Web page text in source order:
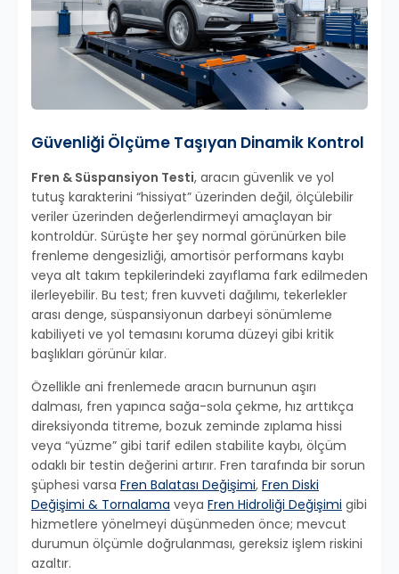
Güvenliği Ölçüme Taşıyan Dinamik Kontrol
Fren & Süspansiyon Testi, aracın güvenlik ve yol
tutuş karakterini “hissiyat” üzerinden değil, ölçülebilir
veriler üzerinden değerlendirmeyi amaçlayan bir
kontroldür. Sürüşte her şey normal görünürken bile
frenleme dengesizliği, amortisör performans kaybı
veya alt takım tepkilerindeki zayıflama fark edilmeden
ilerleyebilir. Bu test; fren kuvveti dağılımı, tekerlekler
arası denge, süspansiyonun darbeyi sönümleme
kabiliyeti ve yol temasını koruma düzeyi gibi kritik
başlıkları görünür kılar.
Özellikle ani frenlemede aracın burnunun aşırı
dalması, fren yapınca sağa-sola çekme, hız arttıkça
direksiyonda titreme, bozuk zeminde zıplama hissi
veya “yüzme” gibi tarif edilen stabilite kaybı, ölçüm
odaklı bir testin değerini artırır. Fren tarafında bir sorun
şüphesi varsa Fren Balatası Değişimi, Fren Diski
Değişimi & Tornalama veya Fren Hidroliği Değişimi gibi
hizmetlere yönelmeyi düşünmeden önce; mevcut
durumun ölçümle doğrulanması, gereksiz işlem riskini
azaltır.